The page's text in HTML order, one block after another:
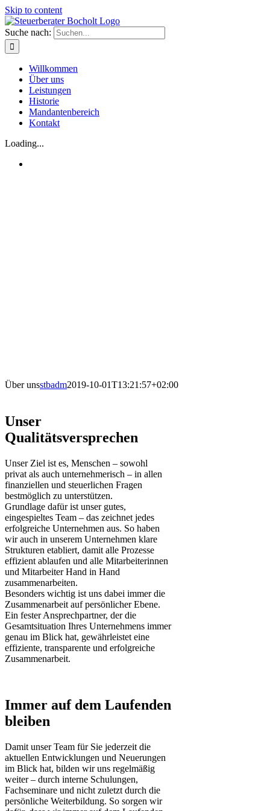
Skip to content
Suche nach:
Willkommen
Über uns
Leistungen
Historie
Mandantenbereich
Kontakt
Loading...
Über unsstbadm2019-10-01T13:21:57+02:00
Unser
Qualitätsversprechen
Unser Ziel ist es, Menschen – sowohl
privat als auch unternehmerisch – in allen
finanziellen und steuerlichen Fragen
bestmöglich zu unterstützen.
Grundlage dafür ist unser gutes,
eingespieltes Team – das zeichnet jedes
erfolgreiche Unternehmen aus. So haben
wir auch in unserem Unternehmen klare
Strukturen etabliert, damit alle Prozesse
effizient ablaufen und alle Mitarbeiterinnen
und Mitarbeiter Hand in Hand
zusammenarbeiten.
Besonders wichtig ist uns dabei immer die
Zusammenarbeit auf persönlicher Ebene.
Ein fester Ansprechpartner, der die
Gesamtsituation Ihres Unternehmens immer
genau im Blick hat, gewährleistet eine
effiziente, transparente und erfolgreiche
Zusammenarbeit.
Immer auf dem Laufenden
bleiben
Damit unser Team für Sie jederzeit die
aktuellen Entwicklungen und Neuerungen
im Blick hat, bilden wir uns regelmäßig
weiter – durch interne Schulungen,
Fachseminare und nicht zuletzt durch die
persönliche Weiterbildung. So sorgen wir